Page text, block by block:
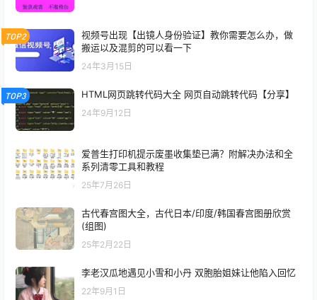
TOP2
视频号出现【出镜人身份验证】教你需要怎么办，做
搬运以及混剪的可以看一下
24年3月15日
TOP3 HTML网页跳转代码大全 网页自动跳转代码【分享】
24年9月12日
爱普生打印机提示废墨收集垫已满？附解决办法和全
系列清零工具和教程
25年7月26日
古代春宫图大全，古代日本/印度/韩国春宫图册欣赏
(组图)
25年2月22日
李老汉瓜地遇见小雪和小丹 双胞胎姐妹让他陷入回忆
22年9月1日